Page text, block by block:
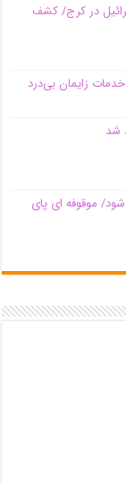
در کرج/‌ کشف
شد
موقوفه ای پای